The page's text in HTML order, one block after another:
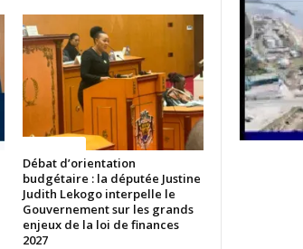
Débat d’orientation
budgétaire : la députée Justine
Judith Lekogo interpelle le
Gouvernement sur les grands
enjeux de la loi de finances
2027